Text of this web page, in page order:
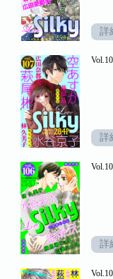
詳
詳
詳